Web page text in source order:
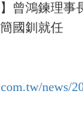
】曾鴻鍊理
國釧就任
news/